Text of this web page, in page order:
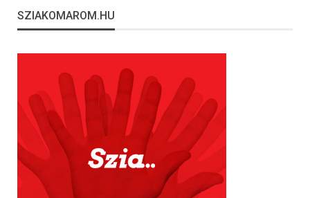
SZIAKOMAROM.HU